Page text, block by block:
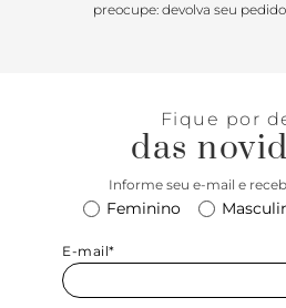
preocupe: devolva seu
Fique por
das
Informe seu e-mail e
Feminino
E-mail*